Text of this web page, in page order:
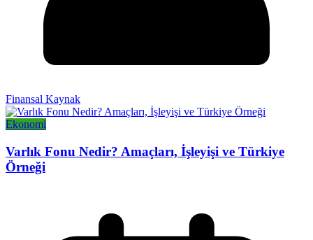
Finansal Kaynak
Ekonomi
Varlık Fonu Nedir? Amaçları, İşleyişi ve Türkiye
Örneği